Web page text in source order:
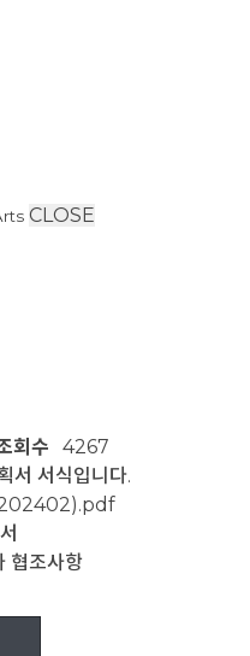
CLOSE
회수
4267
서 서식입니다.
협조사항